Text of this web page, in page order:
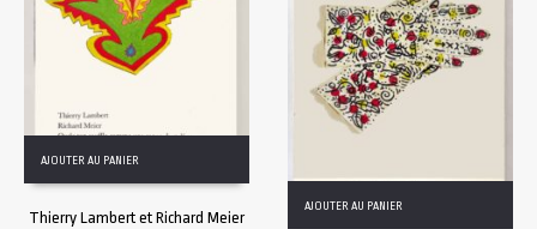
AJOUTER AU PANIER
Thierry Lambert et Richard Meier
AJOUTER AU PANIER